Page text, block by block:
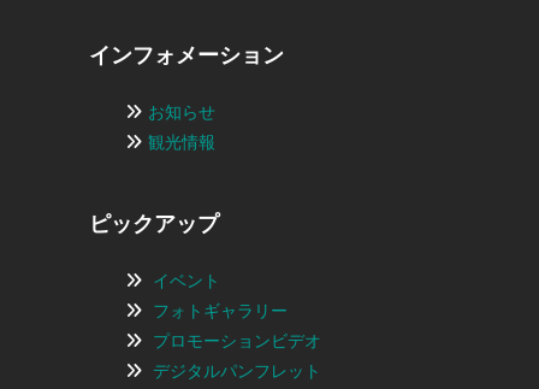
インフォメーション
お知らせ
観光情報
ピックアップ
イベント
フォトギャラリー
プロモーションビデオ
デジタルパンフレット